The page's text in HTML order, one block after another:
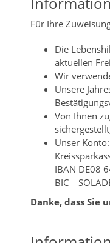
Für Ihre
Die
aktuellen
Wir
Unsere
Von Ihnen
Unser Konto:
IBAN DE08
BIC
Danke, dass Sie